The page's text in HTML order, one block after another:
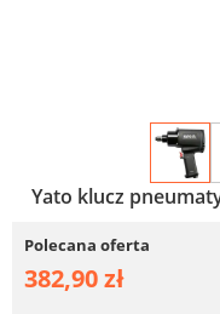
Yato klucz
Polecana oferta
382,90 zł